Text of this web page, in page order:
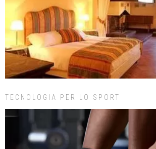
TECNOLOGIA PER LO SPORT